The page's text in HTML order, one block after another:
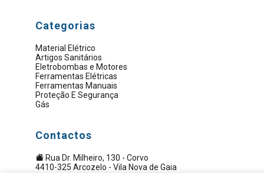
Categorias
Material Elétrico
Artigos Sanitários
Eletrobombas e Motores
Ferramentas Elétricas
Ferramentas Manuais
Proteção E Segurança
Gás
Contactos
Rua Dr. Milheiro, 130 - Corvo
4410-325 Arcozelo - Vila Nova de Gaia